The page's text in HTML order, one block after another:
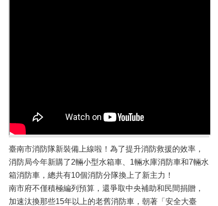
臺南市消防隊新裝備上線啦！為了提升消防救援的效率，
消防局今年新購了2輛小型水箱車、1輛水庫消防車和7輛水
箱消防車，總共有10個消防分隊換上了新主力！
南市府不僅積極編列預算，還爭取中央補助和民間捐贈，
加速汰換那些15年以上的老舊消防車，朝著「安全大臺